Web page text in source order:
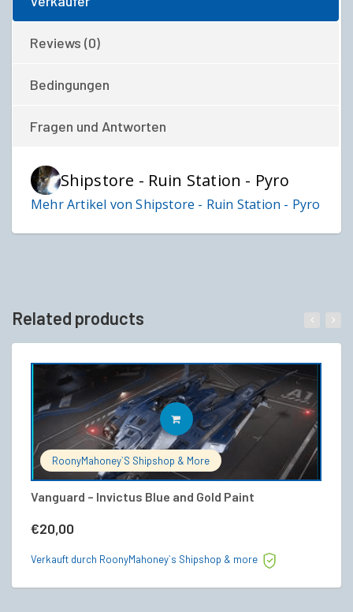
Reviews (0)
Bedingungen
Fragen und Antworten
Shipstore - Ruin Station - Pyro
Mehr Artikel von Shipstore - Ruin Station - Pyro
Related products
RoonyMahoney`s Shipshop & More
Vanguard – Invictus Blue and Gold Paint
€20,00
IN DEN WARENKORB
Verkauft durch RoonyMahoney`s Shipshop & more